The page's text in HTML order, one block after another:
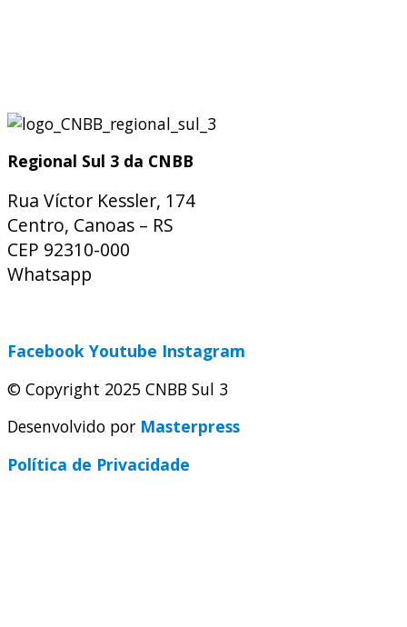
Regional Sul 3 da CNBB
Rua Víctor Kessler, 174
Centro, Canoas – RS
CEP 92310-000
Whatsapp
Facebook Youtube Instagram
© Copyright 2025 CNBB Sul 3
Desenvolvido por Masterpress
Política de Privacidade